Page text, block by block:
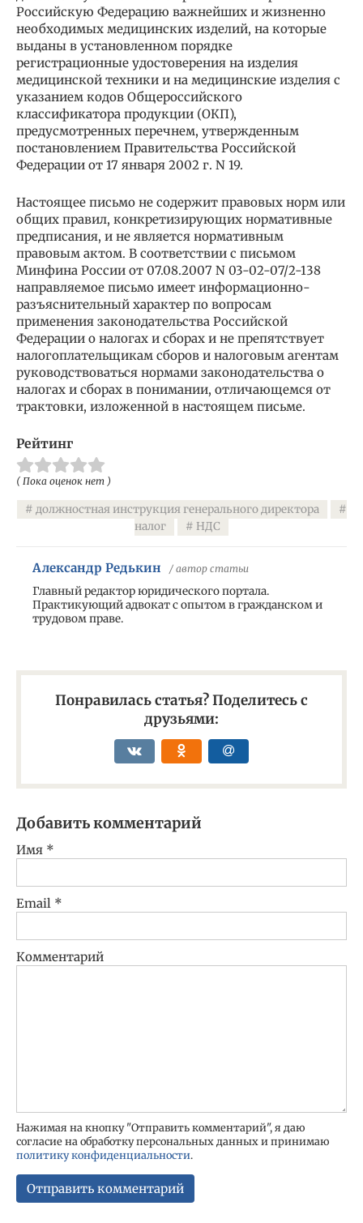
Российскую Федерацию важнейших и жизненно
необходимых медицинских изделий, на которые
выданы в установленном порядке
регистрационные удостоверения на изделия
медицинской техники и на медицинские изделия с
указанием кодов Общероссийского
классификатора продукции (ОКП),
предусмотренных перечнем, утвержденным
постановлением Правительства Российской
Федерации от 17 января 2002 г. N 19.
Настоящее письмо не содержит правовых норм или
общих правил, конкретизирующих нормативные
предписания, и не является нормативным
правовым актом. В соответствии с письмом
Минфина России от 07.08.2007 N 03-02-07/2-138
направляемое письмо имеет информационно-
разъяснительный характер по вопросам
применения законодательства Российской
Федерации о налогах и сборах и не препятствует
налогоплательщикам сборов и налоговым агентам
руководствоваться нормами законодательства о
налогах и сборах в понимании, отличающемся от
трактовки, изложенной в настоящем письме.
Рейтинг
( Пока оценок нет )
должностная инструкция генерального директора
налог
НДС
Александр Редькин / автор статьи
Главный редактор юридического портала.
Практикующий адвокат с опытом в гражданском и
трудовом праве.
Понравилась статья? Поделитесь с
друзьями:
Добавить комментарий
Имя *
Email *
Комментарий
Нажимая на кнопку "Отправить комментарий", я даю
согласие на обработку персональных данных и принимаю
политику конфиденциальности.